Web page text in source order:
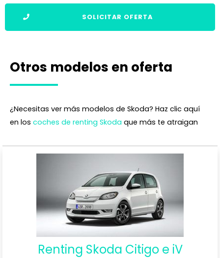
SOLICITAR OFERTA
Otros modelos en oferta
¿Necesitas ver más modelos de Skoda? Haz clic aquí
en los coches de renting Skoda que más te atraigan
Renting Skoda Citigo e iV